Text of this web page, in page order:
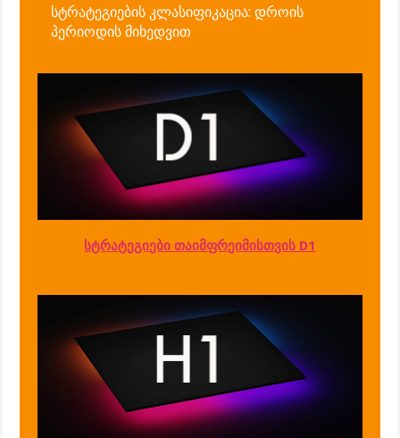
სტრატეგიების კლასიფიკაცია: დროის
პერიოდის მიხედვით
სტრატეგიები თაიმფრეიმისთვის D1